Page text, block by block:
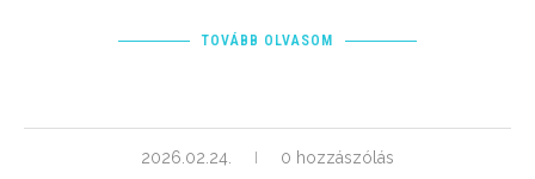
TOVÁBB OLVASOM
2026.02.24. 0 hozzászólás